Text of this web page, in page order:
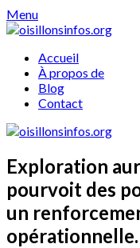
Skip
to
Menu
Accueil
À propos de
Blog
Contact
Exploration
pourvoit des
un
opérationnelle.